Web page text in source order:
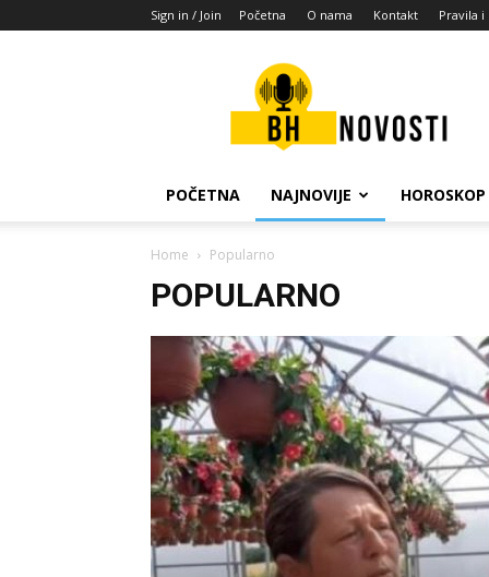
Sign in / Join Početna O nama Kontakt Pravila
POČETNA NAJNOVIJE HOROSKOP
Home Popularno
POPULARNO